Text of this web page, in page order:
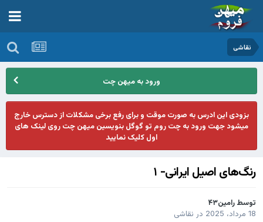
نقاشی
ورود به میهن چت
بزودی این ادرس به صورت موقت و برای رفع برخی مشکلات از دسترس خارج
میشود جهت ورود به چت روم تو گوگل بنویسین میهن چت روی لینک های
اول کلیک نمایید
رنگ‌های اصیل ایرانی- ۱
توسط رامین۴۳
18 مرداد، 2025
در نقاشی